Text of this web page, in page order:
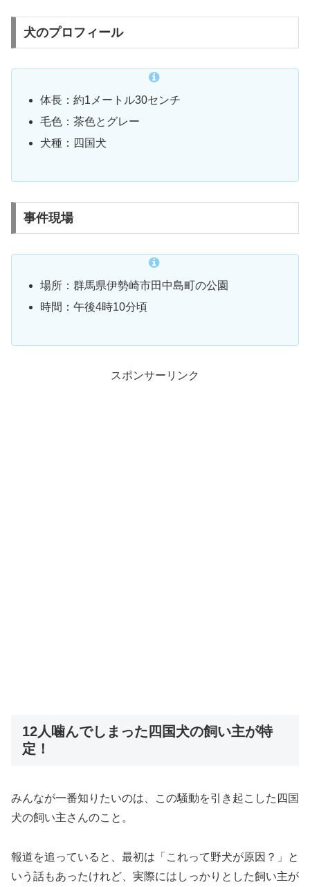
犬のプロフィール
体長：約1メートル30センチ
毛色：茶色とグレー
犬種：四国犬
事件現場
場所：群馬県伊勢崎市田中島町の公園
時間：午後4時10分頃
スポンサーリンク
12人噛んでしまった四国犬の飼い主が特
定！
みんなが一番知りたいのは、この騒動を引き起こした四国
犬の飼い主さんのこと。
報道を追っていると、最初は「これって野犬が原因？」と
いう話もあったけれど、実際にはしっかりとした飼い主が